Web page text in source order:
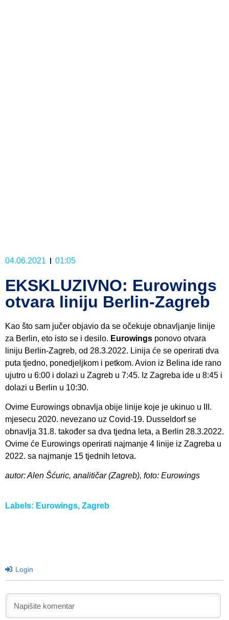
04.06.2021 01:05
EKSKLUZIVNO: Eurowings
otvara liniju Berlin-Zagreb
Kao što sam jučer objavio da se očekuje obnavljanje linije
za Berlin, eto isto se i desilo. Eurowings ponovo otvara
liniju Berlin-Zagreb, od 28.3.2022. Linija će se operirati dva
puta tjedno, ponedjeljkom i petkom. Avion iz Belina ide rano
ujutro u 6:00 i dolazi u Zagreb u 7:45. Iz Zagreba ide u 8:45 i
dolazi u Berlin u 10:30.
Ovime Eurowings obnavlja obije linije koje je ukinuo u III.
mjesecu 2020. nevezano uz Covid-19. Dusseldorf se
obnavlja 31.8. također sa dva tjedna leta, a Berlin 28.3.2022.
Ovime će Eurowings operirati najmanje 4 linije iz Zagreba u
2022. sa najmanje 15 tjednih letova.
autor: Alen Šćuric, analitičar (Zagreb), foto: Eurowings
Labels: Eurowings, Zagreb
Login